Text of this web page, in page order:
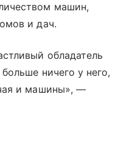
машин,
и дач.
обладатель
ничего у него,
и машины», —